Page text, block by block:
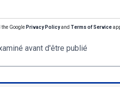
Google Privacy Policyand Terms of Service
avant d'être publié